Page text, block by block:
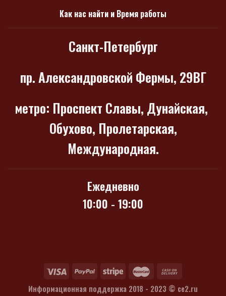
Как нас найти и Время работы
Санкт-Петербург
пр. Александровской Фермы, 29ВГ
метро: Проспект Славы, Дунайская,
Обухово, Пролетарская,
Международная.
Ежедневно
10:00 - 19:00
Информационная поддержка 2018 - 2023 © ce2.ru